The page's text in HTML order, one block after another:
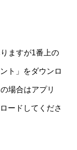
ますが1番上の
ト」をダウンロ
場合はアプリ
ードしてくださ